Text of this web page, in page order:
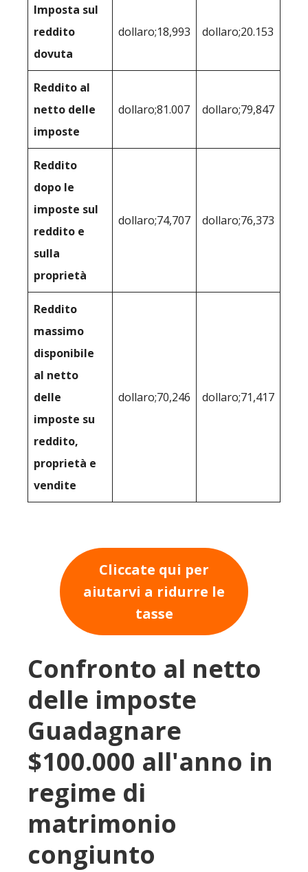
Imposta sul
reddito
dovuta
dollaro;18,993 dollaro;20.153
Reddito al
netto delle
imposte
dollaro;81.007 dollaro;79,847
Reddito
dopo le
imposte sul
reddito e
sulla
proprietà
dollaro;74,707 dollaro;76,373
Reddito
massimo
disponibile
al netto
delle
imposte su
reddito,
proprietà e
vendite
dollaro;70,246 dollaro;71,417
Cliccate qui per
aiutarvi a ridurre le
tasse
Confronto al netto
delle imposte
Guadagnare
$100.000 all'anno in
regime di
matrimonio
congiunto